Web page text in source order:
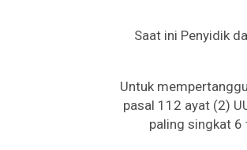
Saat ini Penyidik
Untuk
pasal 112 ayat (2)
paling singkat 6